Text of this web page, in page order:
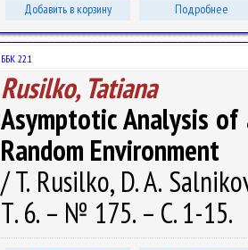
Добавить в корзину Подробнее
ББК 22.1
Rusilko, Tatiana
Asymptotic Analysis of
Random Environment
/ T. Rusilko, D. A.
Т. 6. – № 175. – С. 1-15.